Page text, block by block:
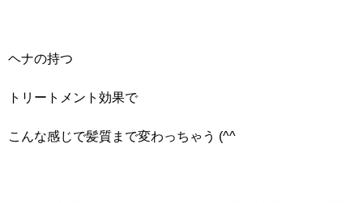
ヘナの持つ
トリートメント効果で
こんな感じで髪質まで変わっちゃう (^^ゞ